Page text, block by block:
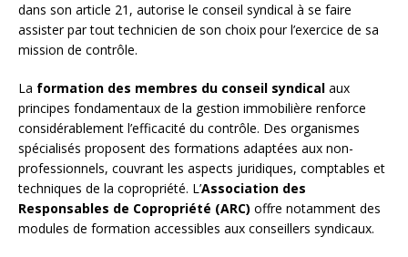
dans son article 21, autorise le conseil syndical à se faire
assister par tout technicien de son choix pour l’exercice de sa
mission de contrôle.
La formation des membres du conseil syndical aux
principes fondamentaux de la gestion immobilière renforce
considérablement l’efficacité du contrôle. Des organismes
spécialisés proposent des formations adaptées aux non-
professionnels, couvrant les aspects juridiques, comptables et
techniques de la copropriété. L’Association des
Responsables de Copropriété (ARC) offre notamment des
modules de formation accessibles aux conseillers syndicaux.